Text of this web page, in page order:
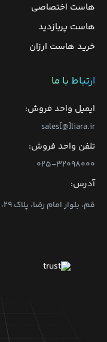
هاست اختصاصی
هاست پربازدید
خرید هاست ارزان
ارتباط با ما
ایمیل واحد فروش:
sales[@]liara.ir
تلفن واحد فروش:
۰۲۵-۳۲۰۹۸۰۰۰
آدرس:
قم، بلوار امام رضا، پلاک ۲۹، ساختمان امام رضا، طبقه ۳، واحد ۷